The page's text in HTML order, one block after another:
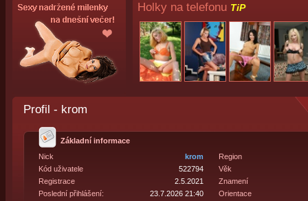
Holky na telefonu TiP
Profil - krom
Základní informace
Nick
krom
Kód uživatele
522794
Registrace
2.5.2021
Poslední přihlášení:
23.7.2026 21:40
Region
Věk
Znamení
Orientace